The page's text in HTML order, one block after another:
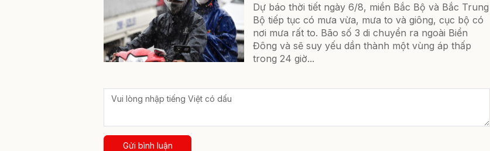
Dự báo thời tiết ngày 6/8, miền Bắc Bộ và Bắc Trung
Bộ tiếp tục có mưa vừa, mưa to và giông, cục bộ có
nơi mưa rất to. Bão số 3 di chuyển ra ngoài Biển
Đông và sẽ suy yếu dần thành một vùng áp thấp
trong 24 giờ...
Gửi bình luận